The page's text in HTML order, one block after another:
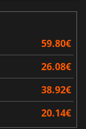
59.80€
26.08€
38.92€
20.14€